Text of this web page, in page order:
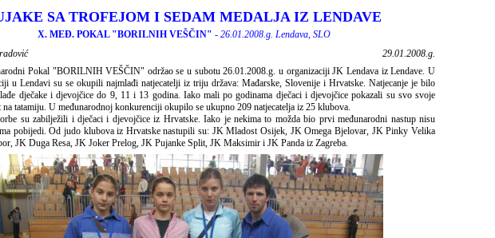
SA TROFEJOM I SEDAM MEDALJA IZ LENDAVE
X. MEĐ. POKAL "BORILNIH VEŠČIN" - 26.01.2008.g. Lendava, SLO
29.01.2008.g.
Pokal "BORILNIH VEŠČIN" održao se u subotu 26.01.2008.g. u organizaciji JK Lendava iz Lendave. U
u Lendavi su se okupili najmlađi natjecatelji iz triju država: Mađarske, Slovenije i Hrvatske. Natjecanje je bilo
dječake i djevojčice do 9, 11 i 13 godina. Iako mali po godinama dječaci i djevojčice pokazali su svo svoje
na tatamiju. U međunarodnoj konkurenciji okupilo se ukupno 209 natjecatelja iz 25 klubova.
su zabilježili i dječaci i djevojčice iz Hrvatske. Iako je nekima to možda bio prvi međunarodni nastup nisu
pobijedi. Od judo klubova iz Hrvatske nastupili su: JK Mladost Osijek, JK Omega Bjelovar, JK Pinky Velika
JK Duga Resa, JK Joker Prelog, JK Pujanke Split, JK Maksimir i JK Panda iz Zagreba.